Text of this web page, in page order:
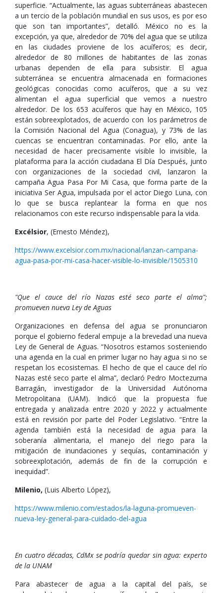
superficie. “Actualmente, las aguas subterráneas abastecen
a un tercio de la población mundial en sus usos, es por eso
que son tan importantes”, detalló. México no es la
excepción, ya que, alrededor de 70% del agua que se utiliza
en las ciudades proviene de los acuíferos; es decir,
alrededor de 80 millones de habitantes de las zonas
urbanas dependen de ella para subsistir. El agua
subterránea se encuentra almacenada en formaciones
geológicas conocidas como acuíferos, que a su vez
alimentan el agua superficial que vemos a nuestro
alrededor. De los 653 acuíferos que hay en México, 105
están sobreexplotados, de acuerdo con los parámetros de
la Comisión Nacional del Agua (Conagua), y 73% de las
cuencas se encuentran contaminadas. Por ello, ante la
necesidad de hacer precisamente visible lo invisible, la
plataforma para la acción ciudadana El Día Después, junto
con organizaciones de la sociedad civil, lanzaron la
campaña Agua Pasa Por Mi Casa, que forma parte de la
iniciativa Ser Agua, impulsada por el actor Diego Luna, con
lo que se busca replantear la forma en que nos
relacionamos con este recurso indispensable para la vida.
Excélsior, (Ernesto Méndez),
https://www.excelsior.com.mx/nacional/lanzan-campana-
agua-pasa-por-mi-casa-hacer-visible-lo-invisible/1505310
"Que el cauce del río Nazas esté seco parte el alma";
promueven nueva Ley de Aguas
Organizaciones en defensa del agua se pronunciaron
porque el gobierno federal empuje a la brevedad una nueva
Ley de General de Aguas. “Nosotros estamos sosteniendo
una agenda en la cual en primer lugar no hay agua si no se
respetan los ecosistemas. El hecho de que el cauce del río
Nazas esté seco parte el alma”, declaró Pedro Moctezuma
Barragán, investigador de la Universidad Autónoma
Metropolitana (UAM). Indicó que la propuesta fue
entregada y analizada entre 2020 y 2022 y actualmente
está en revisión por parte del Poder Legislativo. “Entre la
agenda también está la necesidad de agua para la
soberanía alimentaria, el manejo del riego para la
mitigación de inundaciones y sequías, contaminación y
sobreexplotación, además de fin de la corrupción e
inequidad”.
Milenio, (Luis Alberto López),
https://www.milenio.com/estados/la-laguna-promueven-
nueva-ley-general-para-cuidado-del-agua
En cuatro décadas, CdMx se podría quedar sin agua: experto
de la UNAM
Para abastecer de agua a la capital del país, se